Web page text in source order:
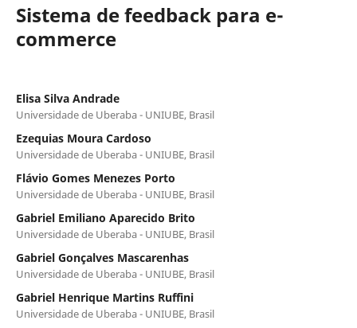
Sistema de feedback para e-
commerce
Elisa Silva Andrade
Universidade de Uberaba - UNIUBE, Brasil
Ezequias Moura Cardoso
Universidade de Uberaba - UNIUBE, Brasil
Flávio Gomes Menezes Porto
Universidade de Uberaba - UNIUBE, Brasil
Gabriel Emiliano Aparecido Brito
Universidade de Uberaba - UNIUBE, Brasil
Gabriel Gonçalves Mascarenhas
Universidade de Uberaba - UNIUBE, Brasil
Gabriel Henrique Martins Ruffini
Universidade de Uberaba - UNIUBE, Brasil